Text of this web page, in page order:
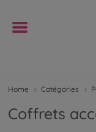
Home Catégories
Coffrets